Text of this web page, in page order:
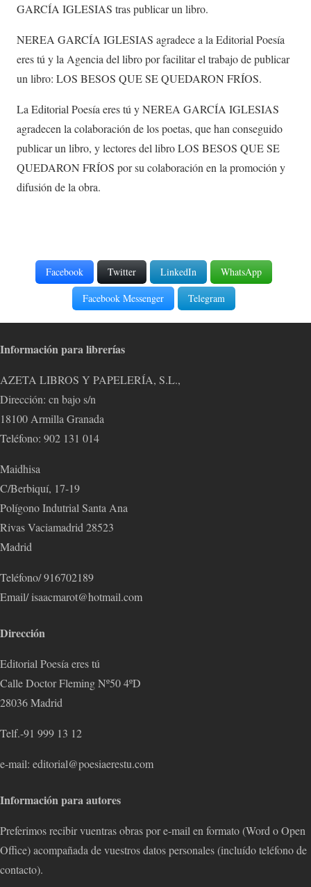
GARCÍA IGLESIAS tras publicar un libro.
NEREA GARCÍA IGLESIAS agradece a la Editorial Poesía
eres tú y la Agencia del libro por facilitar el trabajo de publicar
un libro: LOS BESOS QUE SE QUEDARON FRÍOS.
La Editorial Poesía eres tú y NEREA GARCÍA IGLESIAS
agradecen la colaboración de los poetas, que han conseguido
publicar un libro, y lectores del libro LOS BESOS QUE SE
QUEDARON FRÍOS por su colaboración en la promoción y
difusión de la obra.
Facebook Twitter LinkedIn
WhatsApp
Facebook Messenger
Telegram
Información para librerías
AZETA LIBROS Y PAPELERÍA, S.L.,
Dirección: cn bajo s/n
18100 Armilla Granada
Teléfono: 902 131 014
Maidhisa
C/Berbiquí, 17-19
Polígono Indutrial Santa Ana
Rivas Vaciamadrid 28523
Madrid
Teléfono/ 916702189
Email/ isaacmarot@hotmail.com
Dirección
Editorial Poesía eres tú
Calle Doctor Fleming Nº50 4ºD
28036 Madrid
Telf.-91 999 13 12
e-mail: editorial@poesiaerestu.com
Información para autores
Preferimos recibir vuentras obras por e-mail en formato (Word o Open
Office) acompañada de vuestros datos personales (incluído teléfono de
contacto).